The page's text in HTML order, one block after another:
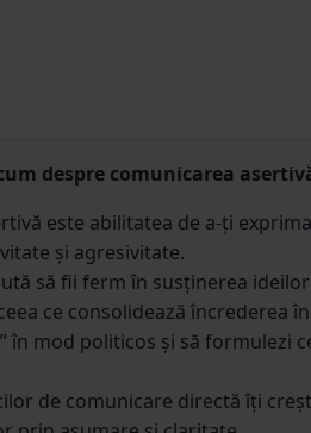
despre comunicarea
este abilitatea de a-ți
și agresivitate.
să fii ferm în susținerea
ce consolidează încrederea
în mod politicos și să
de comunicare directă îți